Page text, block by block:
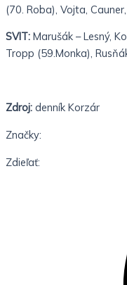
(70. Roba), Vojta,
SVIT: Marušák – Lesný,
Tropp (59.Monka),
Zdroj: denník Korzár
Značky:
Zdieľať: